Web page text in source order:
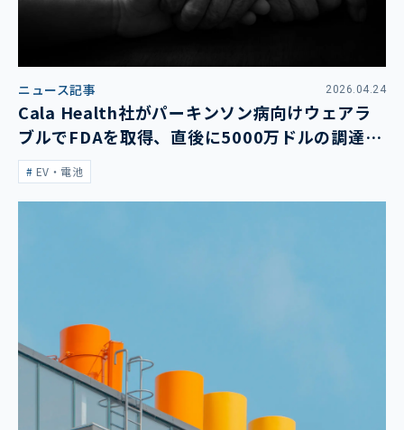
ニュース記事 2026.04.24
Cala Health社がパーキンソン病向けウェアラ
ブルでFDAを取得、直後に5000万ドルの調達も
発表EV・電池